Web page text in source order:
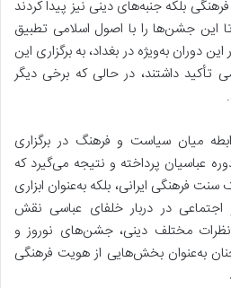
فرهنگی بلکه جنبه‌های دینی نیز پیدا کردند
این جشن‌ها را با اصول اسلامی تطبیق
دوران به‌ویژه در بغداد، به برگزاری این
داشتند، در حالی که برخی دیگر
میان سیاست و فرهنگ در برگزاری
عباسیان پرداخته و نتیجه می‌گیرد که
فرهنگی ایرانی، بلکه به‌عنوان ابزاری
در دربار خلفای عباسی نقش
مختلف دینی، جشن‌های نوروز و
به‌عنوان بخش‌هایی از هویت فرهنگی